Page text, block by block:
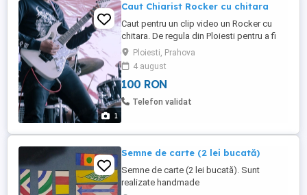
1
Caut Chiarist Rocker cu chitara
Caut pentru un clip video un Rocker cu
chitara. De regula din Ploiesti pentru a fi
mai accesibil.Cu mai multe detalii la nr. de
telefon.
Ploiesti, Prahova
4 august
100 RON
Telefon validat
Semne de carte (2 lei bucată)
Semne de carte (2 lei bucată). Sunt
realizate handmade